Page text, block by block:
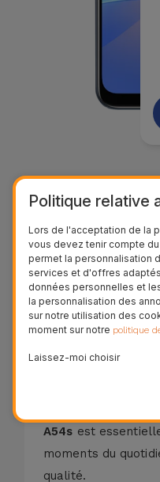
La lentille de la
A54s est
moments du
qualité.
Politique relative
Lors de l'acceptation de la
vous devez tenir compte
permet la personnalisation
services et d'offres
données personnelles et
la personnalisation des
sur notre utilisation des
moment sur notre politique
Laissez-moi choisir